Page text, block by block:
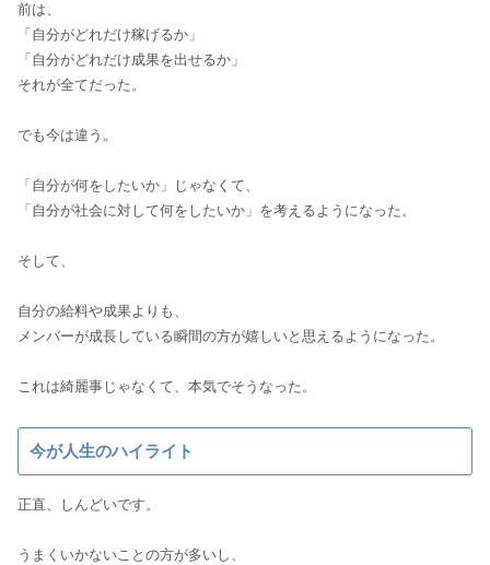
前は、
「自分がどれだけ稼げるか」
「自分がどれだけ成果を出せるか」
それが全てだった。
でも今は違う。
「自分が何をしたいか」じゃなくて、
「自分が社会に対して何をしたいか」を考えるようになった。
そして、
自分の給料や成果よりも、
メンバーが成長している瞬間の方が嬉しいと思えるようになった。
これは綺麗事じゃなくて、本気でそうなった。
今が人生のハイライト
正直、しんどいです。
うまくいかないことの方が多いし、